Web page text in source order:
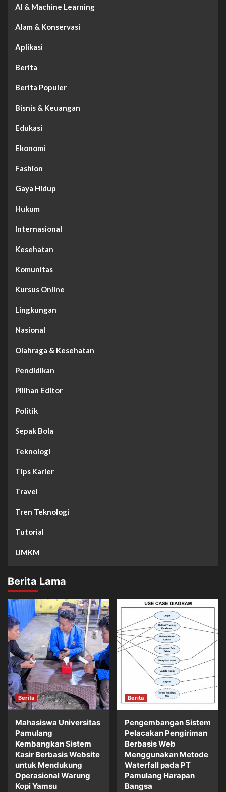
AI & Machine Learning
Alam & Konservasi
Aplikasi
Berita
Berita Populer
Bisnis & Keuangan
Edukasi
Ekonomi
Fashion
Gaya Hidup
Hukum
Internasional
Kesehatan
Komunitas
Kursus Online
Lingkungan
Nasional
Olahraga & Kesehatan
Pendidikan
Pilihan Editor
Politik
Sepak Bola
Teknologi
Tips Karier
Travel
Tren Teknologi
Tutorial
UMKM
Berita Lama
Berita
Mahasiswa Universitas
Pamulang
Kembangkan Sistem
Kasir Berbasis Website
untuk Mendukung
Operasional Warung
Kopi Yamsu
Berita
Pengembangan Sistem
Pelacakan Pengiriman
Berbasis Web
Menggunakan Metode
Waterfall pada PT
Pamulang Harapan
Bangsa